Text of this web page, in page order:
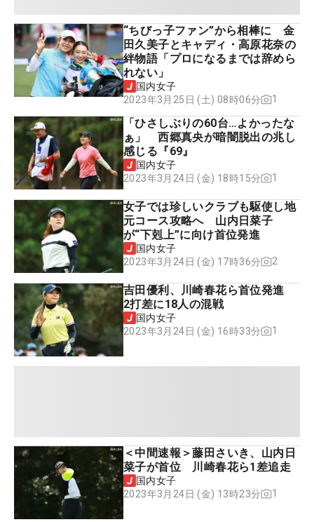
“ちびっ子ファン”から相棒に 金
田久美子とキャディ・高原花奈の
絆物語「プロになるまでは辞めら
れない」
国内女子
2023年3月25日 (土) 08時06分
1
「ひさしぶりの60台…よかったな
ぁ」 西郷真央が暗闇脱出の兆し
感じる『69』
国内女子
2023年3月24日 (金) 18時15分
1
女子では珍しいクラブも駆使し地
元コース攻略へ 山内日菜子
が“下剋上”に向け首位発進
国内女子
2023年3月24日 (金) 17時36分
2
吉田優利、川崎春花ら首位発進
2打差に18人の混戦
国内女子
2023年3月24日 (金) 16時33分
1
＜中間速報＞藤田さいき、山内日
菜子が首位 川崎春花ら1差追走
国内女子
2023年3月24日 (金) 13時23分
1